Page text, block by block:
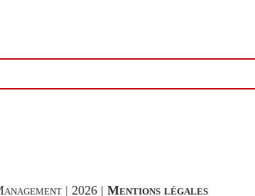
| 2026 | Mentions légales